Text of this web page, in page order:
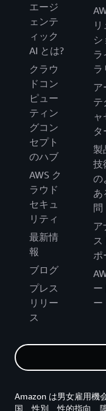
エージ
ェンテ
ィック
AI とは?
クラウ
ドコン
ピュー
ティン
グコン
セプト
のハブ
AWS ク
ラウド
セキュ
リティ
最新情
報
ブログ
プレス
リリー
ス
シ
ラ
ラ
ア
テ
ャ
タ
製
技
の
あ
問
ア
ス
ポ
ー
ー
Amazon は男女雇用機
国、性別、性的指向、